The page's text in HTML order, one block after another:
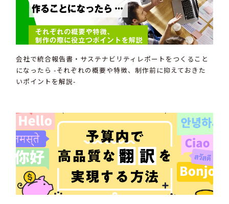
会社で統合報告書・サステナビリティレポートをつくること
になったら -それぞれの概要や特徴、制作前に抑えておきた
いポイントを解説-